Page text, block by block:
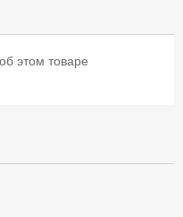
этом товаре